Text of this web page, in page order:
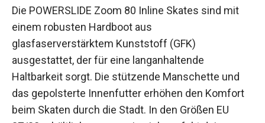
einem robusten Hardboot aus
glasfaserverstärktem Kunststoff (GFK)
ausgestattet, der für eine langanhaltende
Haltbarkeit sorgt. Die stützende Manschette und
das gepolsterte Innenfutter erhöhen den Komfort
beim Skaten durch die Stadt. In den Größen EU
37/38 erhältlich, passen sie sich perfekt deinem